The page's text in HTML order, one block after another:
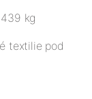
kg
textilie pod